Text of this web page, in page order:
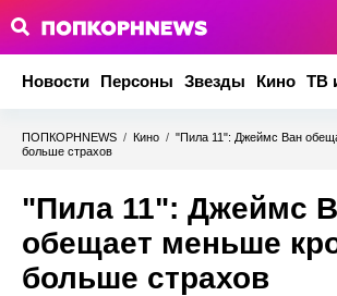
Новости Персоны Звезды Кино ТВ
ПОПКОРНNEWS / Кино / "Пила 11": Джеймс Ван
больше страхов
"Пила 11": Джеймс
обещает меньше
больше страхов